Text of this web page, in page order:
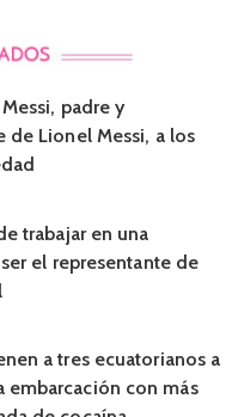
padre y
de Lionel Messi, a los
trabajar en una
el representante de
a tres ecuatorianos a
embarcación con más